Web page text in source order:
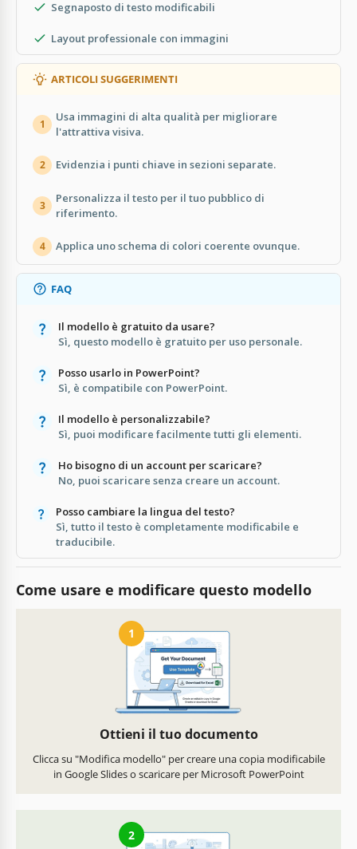
Segnaposto di testo modificabili
Layout professionale con immagini
ARTICOLI SUGGERIMENTI
1
Usa immagini di alta qualità per migliorare
l'attrattiva visiva.
2 Evidenzia i punti chiave in sezioni separate.
3
Personalizza il testo per il tuo pubblico di
riferimento.
4 Applica uno schema di colori coerente ovunque.
FAQ
Il modello è gratuito da usare?
Sì, questo modello è gratuito per uso personale.
Posso usarlo in PowerPoint?
Sì, è compatibile con PowerPoint.
Il modello è personalizzabile?
Sì, puoi modificare facilmente tutti gli elementi.
Ho bisogno di un account per scaricare?
No, puoi scaricare senza creare un account.
Posso cambiare la lingua del testo?
Sì, tutto il testo è completamente modificabile e
traducibile.
Come usare e modificare questo modello
1
Ottieni il tuo documento
Clicca su "Modifica modello" per creare una copia modificabile
in Google Slides o scaricare per Microsoft PowerPoint
2